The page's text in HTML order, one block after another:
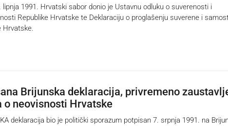
lipnja 1991. Hrvatski sabor donio je Ustavnu odluku o suverenosti i
Republike Hrvatske te Deklaraciju o proglašenju suverene i
Hrvatske.
Brijunska deklaracija, privremeno
o neovisnosti Hrvatske
deklaracija bio je politički sporazum potpisan 7. srpnja 1991. na